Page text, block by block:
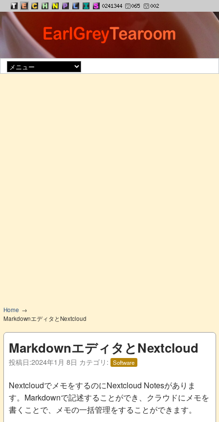
Home
MarkdownエディタとNextcloud
MarkdownエディタとNextcloud
投稿日:2024年1月 8日 カテゴリ: Software
NextcloudでメモをするのにNextcloud Notesがありま
す。Markdownで記述することができ、クラウドにメモを
書くことで、メモの一括管理をすることができます。